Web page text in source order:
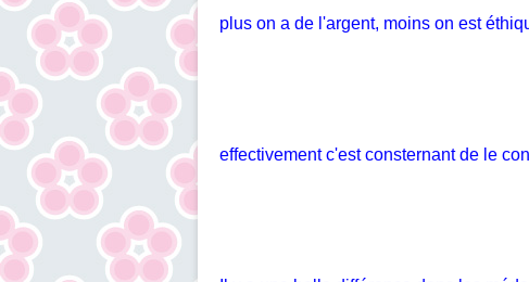
plus on a de l'argent, moins on est
effectivement c'est consternant de le